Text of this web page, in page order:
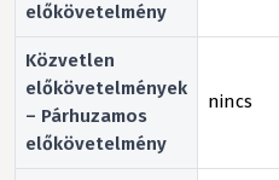
előkövetelmény
Közvetlen
előkövetelmények
– Párhuzamos
előkövetelmény
nincs